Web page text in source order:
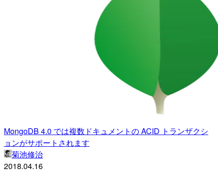
MongoDB 4.0 では複数ドキュメントの ACID トランザクシ
ョンがサポートされます
菊池修治
2018.04.16